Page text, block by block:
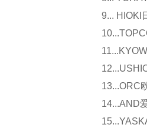
9... HIOKI
13...ORC
14...AND